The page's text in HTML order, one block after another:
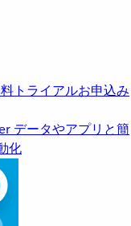
トライアルお申込み
データやアプリと簡
化